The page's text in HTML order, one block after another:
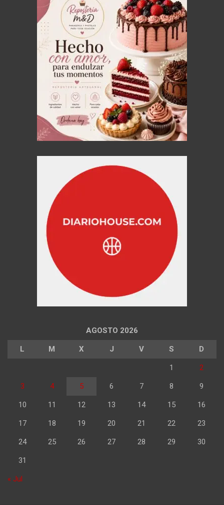
AGOSTO 2026
L M X J V S D
1 2
3 4 5 6 7 8 9
10 11 12 13 14 15 16
17 18 19 20 21 22 23
24 25 26 27 28 29 30
31
« Jul